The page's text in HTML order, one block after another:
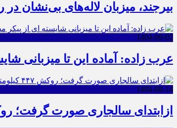
بیرجند، میزبان لاله‌های بی‌نشان در
1404-09-02
عرب زاده: آماده این تا میزبانی
1404-08-14
ازابتدای سالجاری صورت گرفت؛ روکش ۴۴۷ کیلومتر از محورهای